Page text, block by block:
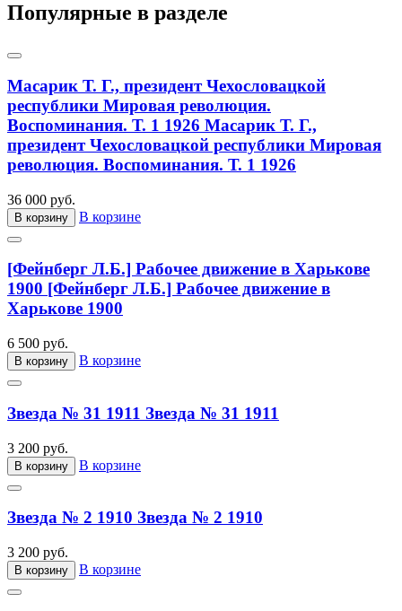
Популярные в разделе
Масарик Т. Г., президент Чехословацкой
республики Мировая революция.
Воспоминания. Т. 1 1926 Масарик Т. Г.,
президент Чехословацкой республики Мировая
революция. Воспоминания. Т. 1 1926
36 000 руб.
В корзину В корзине
[Фейнберг Л.Б.] Рабочее движение в Харькове
1900 [Фейнберг Л.Б.] Рабочее движение в
Харькове 1900
6 500 руб.
В корзину В корзине
Звезда № 31 1911 Звезда № 31 1911
3 200 руб.
В корзину В корзине
Звезда № 2 1910 Звезда № 2 1910
3 200 руб.
В корзину В корзине